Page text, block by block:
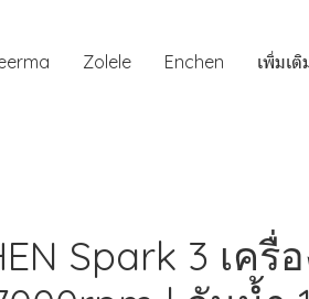
Zolele Enchen เพิ่มเติ
Spark 3 เครื่